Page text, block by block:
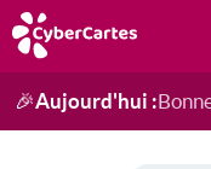
Anniversaire
Fête du jour
Amour
Amitié
Merci
Toutes les
🎉Aujourd'hui :